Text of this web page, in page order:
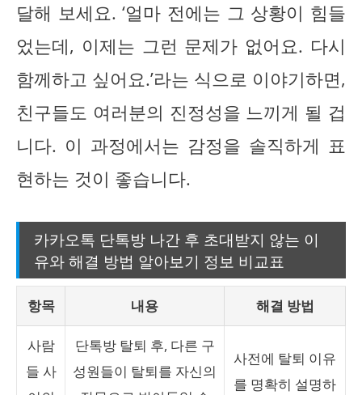
달해 보세요. ‘얼마 전에는 그 상황이 힘들
었는데, 이제는 그런 문제가 없어요. 다시
함께하고 싶어요.’라는 식으로 이야기하면,
친구들도 여러분의 진정성을 느끼게 될 겁
니다. 이 과정에서는 감정을 솔직하게 표
현하는 것이 좋습니다.
카카오톡 단톡방 나간 후 초대받지 않는 이
유와 해결 방법 알아보기 정보 비교표
항목 내용 해결 방법
사람
들 사
단톡방 탈퇴 후, 다른 구
성원들이 탈퇴를 자신의
사전에 탈퇴 이유
를 명확히 설명하